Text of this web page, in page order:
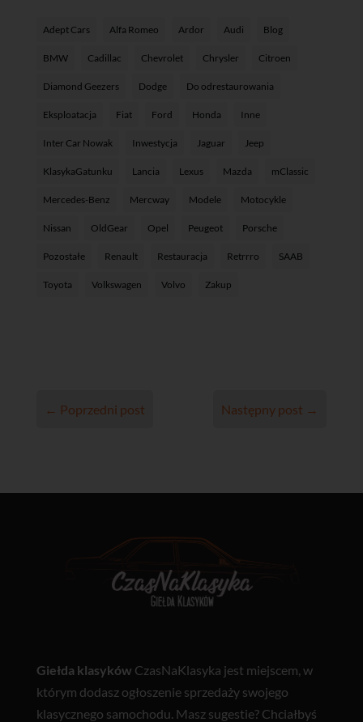
Adept Cars Alfa Romeo Ardor Audi Blog
BMW Cadillac Chevrolet Chrysler Citroen
Diamond Geezers Dodge Do odrestaurowania
Eksploatacja Fiat Ford Honda Inne
Inter Car Nowak Inwestycja Jaguar Jeep
KlasykaGatunku Lancia Lexus Mazda mClassic
Mercedes-Benz Mercway Modele Motocykle
Nissan OldGear Opel Peugeot Porsche
Pozostałe Renault Restauracja Retrrro SAAB
Toyota Volkswagen Volvo Zakup
← Poprzedni post Następny post →
Giełda klasyków CzasNaKlasyka jest miejscem, w
którym dodasz ogłoszenie sprzedaży swojego
klasycznego samochodu. Masz sugestie? Chciałbyś